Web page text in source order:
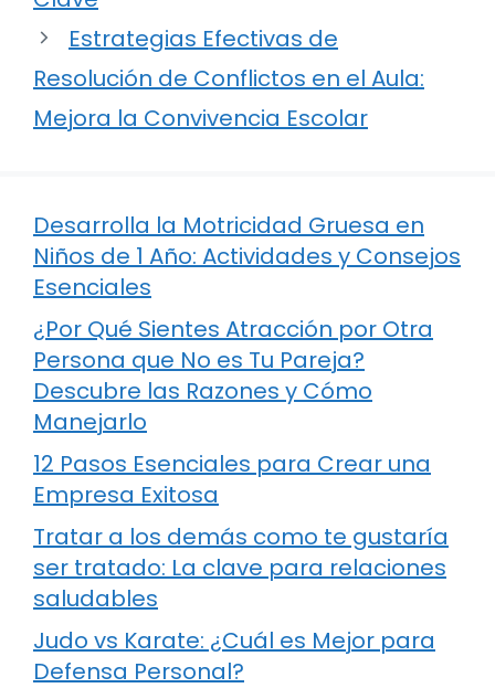
Estrategias Efectivas de
Resolución de Conflictos en el Aula:
Mejora la Convivencia Escolar
Desarrolla la Motricidad Gruesa en
Niños de 1 Año: Actividades y Consejos
Esenciales
¿Por Qué Sientes Atracción por Otra
Persona que No es Tu Pareja?
Descubre las Razones y Cómo
Manejarlo
12 Pasos Esenciales para Crear una
Empresa Exitosa
Tratar a los demás como te gustaría
ser tratado: La clave para relaciones
saludables
Judo vs Karate: ¿Cuál es Mejor para
Defensa Personal?